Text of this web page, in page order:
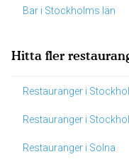
Bar i Stockholms län
Hitta fler
Restauranger i
Restauranger i
Restauranger i Solna